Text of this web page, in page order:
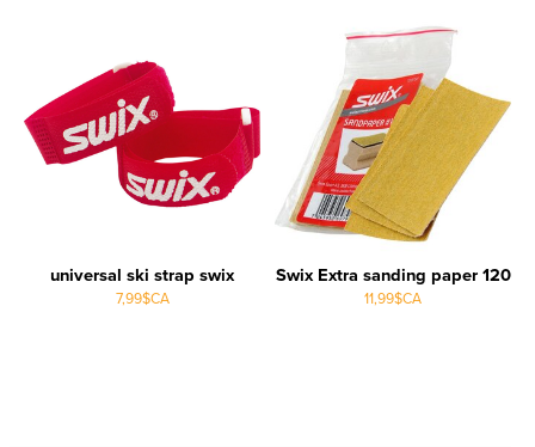
universal ski strap swix
7,99$CA
Swix Extra sanding paper 120
11,99$CA